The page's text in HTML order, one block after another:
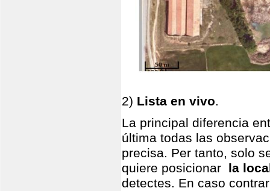
2) Lista en vivo.
La principal diferencia
última todas las
precisa. Per tanto, solo
quiere posicionar la
detectes. En caso